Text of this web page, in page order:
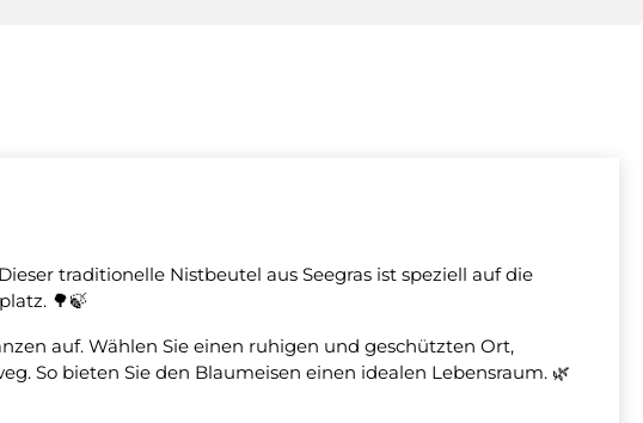
traditionelle Nistbeutel aus Seegras ist speziell auf die
🌳🍃
auf. Wählen Sie einen ruhigen und geschützten Ort,
So bieten Sie den Blaumeisen einen idealen Lebensraum. 🌿